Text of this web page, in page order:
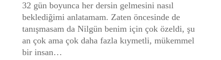
32 gün boyunca her dersin gelmesini nasıl
beklediğimi anlatamam. Zaten öncesinde de
tanışmasam da Nilgün benim için çok özeldi, şu
an çok ama çok daha fazla kıymetli, mükemmel
bir insan…